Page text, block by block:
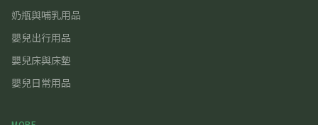
奶瓶與哺乳用品
嬰兒出行用品
嬰兒床與床墊
嬰兒日常用品